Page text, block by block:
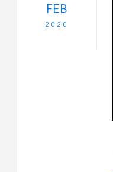
FEB
2020